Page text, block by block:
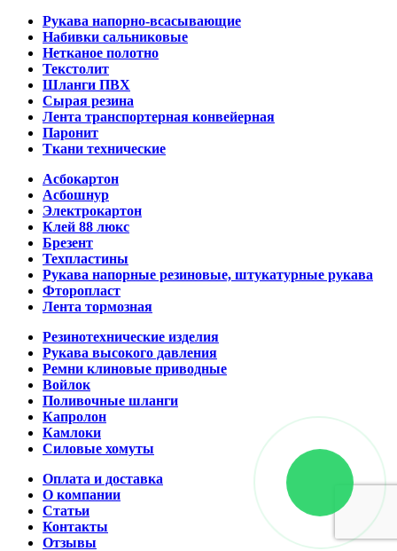
Рукава напорно-всасывающие
Набивки сальниковые
Нетканое полотно
Текстолит
Шланги ПВХ
Сырая резина
Лента транспортерная конвейерная
Паронит
Ткани технические
Асбокартон
Асбошнур
Электрокартон
Клей 88 люкс
Брезент
Техпластины
Рукава напорные резиновые, штукатурные рукава
Фторопласт
Лента тормозная
Резинотехнические изделия
Рукава высокого давления
Ремни клиновые приводные
Войлок
Поливочные шланги
Капролон
Камлоки
Силовые хомуты
Оплата и доставка
О компании
Статьи
Контакты
Отзывы